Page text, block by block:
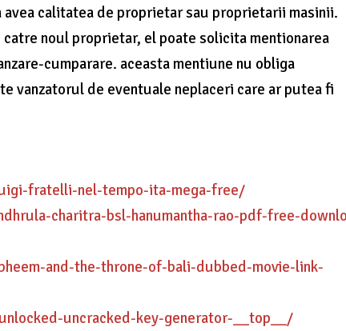
calitatea de proprietar sau proprietarii masinii.
noul proprietar, el poate solicita mentionarea
cumparare. aceasta mentiune nu obliga
vanzatorul de eventuale neplaceri care ar putea fi
fratelli-nel-tempo-ita-mega-free/
charitra-bsl-hanumantha-rao-pdf-free-
and-the-throne-of-bali-dubbed-movie-link-
uncracked-key-generator-__top__/